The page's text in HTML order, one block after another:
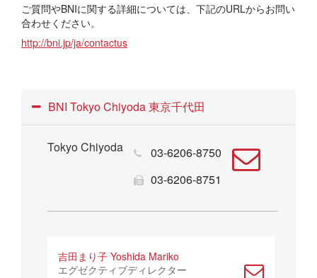
ご質問やBNIに関する詳細については、下記のURLからお問い
合わせください。
http://bni.jp/ja/contactus
BNI Tokyo Chiyoda 東京千代田
Tokyo Chiyoda
03-6206-8750
03-6206-8751
吉田まり子 Yoshida Mariko
エグゼクティブディレクター